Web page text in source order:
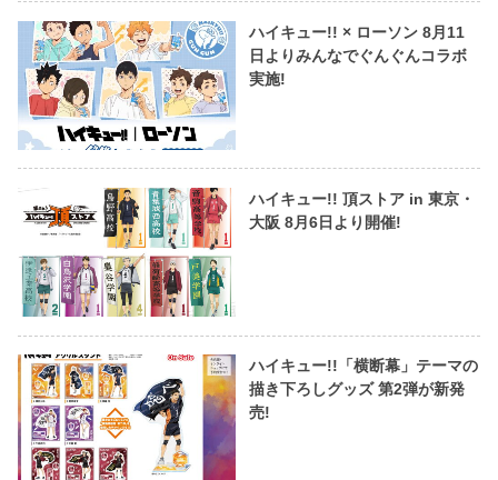
ハイキュー!! × ローソン 8月11
日よりみんなでぐんぐんコラボ
実施!
ハイキュー!! 頂ストア in 東京・
大阪 8月6日より開催!
ハイキュー!!「横断幕」テーマの
描き下ろしグッズ 第2弾が新発
売!